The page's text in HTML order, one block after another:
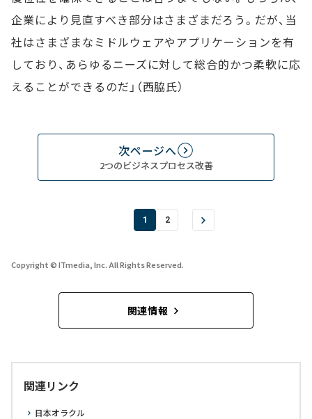
企業により見直すべき部分はさまざまだろう。だが、当
社はさまざまなミドルウェアやアプリケーションを有
しており、あらゆるニーズに対して総合的かつ柔軟に応
えることができるのだ」（西脇氏）
次ページへ
2つのビジネスプロセス改善
1 2
Copyright © ITmedia, Inc. All Rights Reserved.
関連情報
関連リンク
日本オラクル